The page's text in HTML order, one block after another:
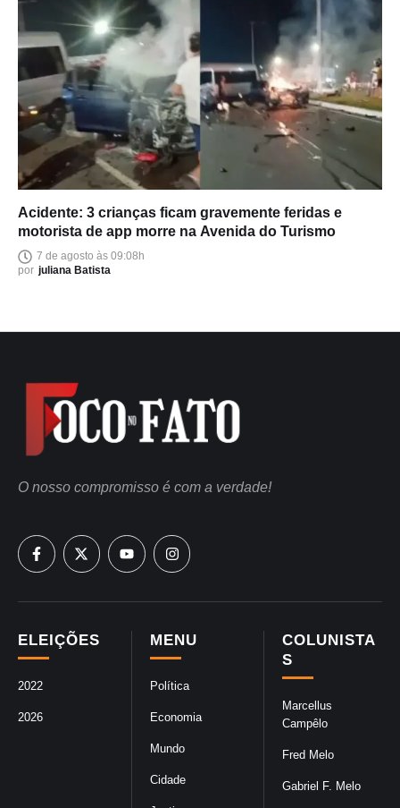
Acidente: 3 crianças ficam gravemente feridas e
motorista de app morre na Avenida do Turismo
7 de agosto às 09:08h
por juliana Batista
COLUNISTA
S
Marcellus
Campêlo
Fred Melo
Gabriel F. Melo
MENU
Política
Economia
Mundo
Cidade
ELEIÇÕES
2022
2026
O nosso compromisso é com a verdade!